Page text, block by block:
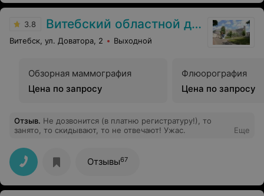
3.8 Витебский областной диагностический центр
Витебск, ул. Доватора, 2 Выходной
Обзорная маммография
Цена по запросу
Флюорография
Цена по запросу
Отзыв. Не дозвонится (в платню регистратуру!), то
занято, то скидывают, то не отвечают! Ужас.
Еще
Отзывы67